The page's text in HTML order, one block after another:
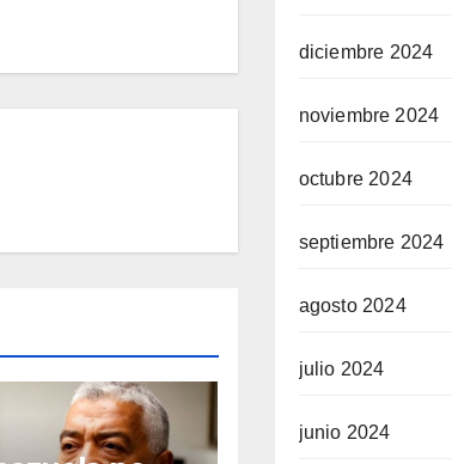
diciembre 2024
noviembre 2024
octubre 2024
septiembre 2024
agosto 2024
julio 2024
junio 2024